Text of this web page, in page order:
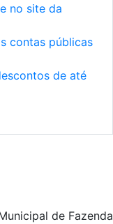
no site da
contas públicas
de até
de Fazenda